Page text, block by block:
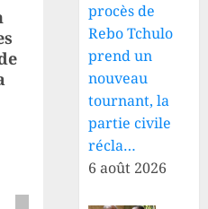
procès de
Rebo Tchulo
prend un
nouveau
tournant, la
partie civile
récla…
6 août 2026